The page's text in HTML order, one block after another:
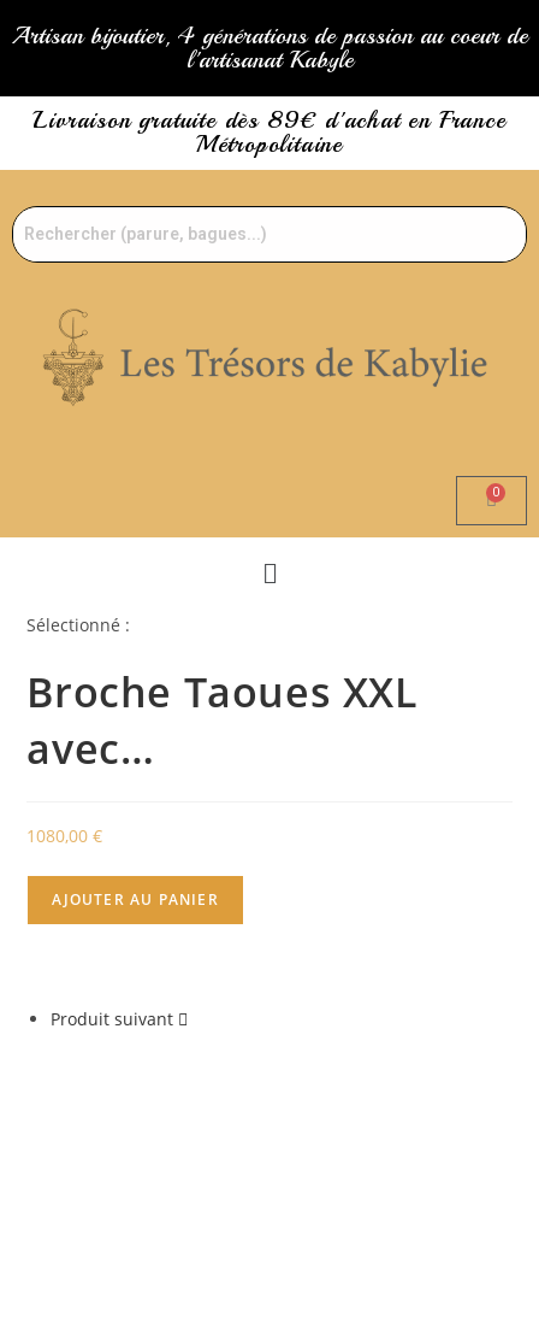
Artisan bijoutier, 4 générations de passion au coeur de
l'artisanat Kabyle
Livraison gratuite dès 89€ d'achat en France
Métropolitaine
Sélectionné :
Broche Taoues XXL
avec…
1080,00€
AJOUTER AU PANIER
Produit suivant